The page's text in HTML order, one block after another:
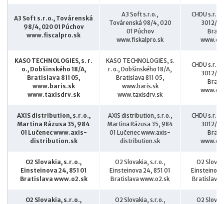
A3 Soft s.r.o., Továrenská
98/4, 020 01 Púchov
www.fiscalpro.sk
A3 Soft s.r.o.,
Továrenská 98/4, 020
01 Púchov
www.fiskalpro.sk
CHDU
3012/
KASO TECHNOLOGIES, s. r.
o., Dobšinského 18/A,
Bratislava 811 05,
www.baris.sk
www.taxisdrv.sk
KASO TECHNOLOGIES, s.
r. o., Dobšinského 18/A,
Bratislava 811 05,
www.baris.sk
www.taxisdrv.sk
CHDU
3012/
AXIS distribution, s.r.o.,
Martina Rázusa 35, 984
01 Lučenec www.axis-
distribution.sk
AXIS distribution, s.r.o.,
Martina Rázusa 35, 984
01 Lučenec www.axis-
distribution.sk
CHDU
3012/
O2 Slovakia, s.r.o.,
Einsteinova 24, 851 01
Bratislava www.o2.sk
O2 Slovakia, s.r.o.,
Einsteinova 24, 851 01
Bratislava www.o2.sk
O2
Einsteinova
Bratislava
O2 Slovakia, s.r.o.,
O2 Slovakia, s.r.o.,
O2